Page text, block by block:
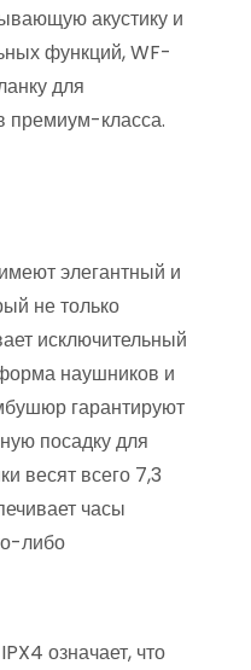
акустику и
функций, WF-
для
премиум-класса.
элегантный и
не только
исключительный
наушников и
гарантируют
посадку для
весят всего 7,3
часы
либо
означает, что